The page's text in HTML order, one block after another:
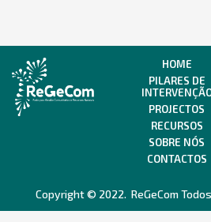
HOME
PILARES DE
PROJECTOS
RECURSOS
SOBRE NÓS
CONTACTOS
Copyright © 2022. ReGeCom